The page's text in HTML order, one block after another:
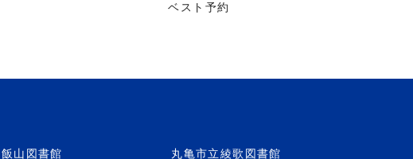
ベスト予約
山図書館 丸亀市立綾歌図書館